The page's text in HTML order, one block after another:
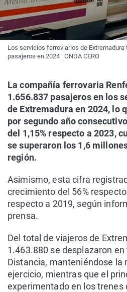
Los servicios ferroviarios de
pasajeros en 2024 | ONDA CERO
La compañía ferrovaria
1.656.837 pasajeros en los
de Extremadura en 2024, lo
por segundo año
del 1,15% respecto a 2023,
se superaron los 1,6
región.
Asimismo, esta cifra
crecimiento del 56%
respecto a 2019, según
prensa.
Del total de viajeros de
1.463.880 se desplazaron
Distancia, manteniéndose la
ejercicio, mientras que el
experimentado en los trenes